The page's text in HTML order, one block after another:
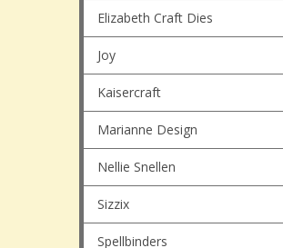
Elizabeth Craft Dies
Joy
Kaisercraft
Marianne Design
Nellie Snellen
Sizzix
Spellbinders